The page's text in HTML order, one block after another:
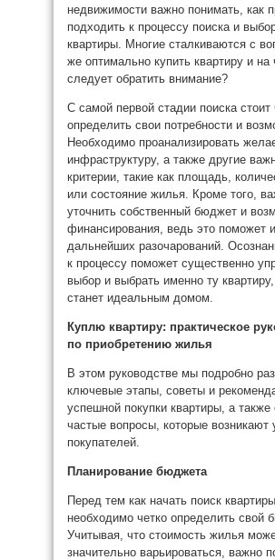
недвижимости важно понимать, как
подходить к процессу поиска и
квартиры. Многие сталкиваются с
же оптимально купить квартиру и на
следует обратить внимание?
С самой первой стадии поиска стоит
определить свои потребности и
Необходимо проанализировать
инфраструктуру, а также другие
критерии, такие как площадь,
или состояние жилья. Кроме того,
уточнить собственный бюджет и
финансирования, ведь это поможет
дальнейших разочарований.
к процессу поможет существенно
выбор и выбрать именно ту
станет идеальным домом.
Куплю квартиру: практическое
по приобретению жилья
В этом руководстве мы подробно
ключевые этапы, советы и
успешной покупки квартиры, а также
частые вопросы, которые возникают
покупателей.
Планирование бюджета
Перед тем как начать поиск квартиры,
необходимо четко определить свой
Учитывая, что стоимость жилья
значительно варьироваться, важно